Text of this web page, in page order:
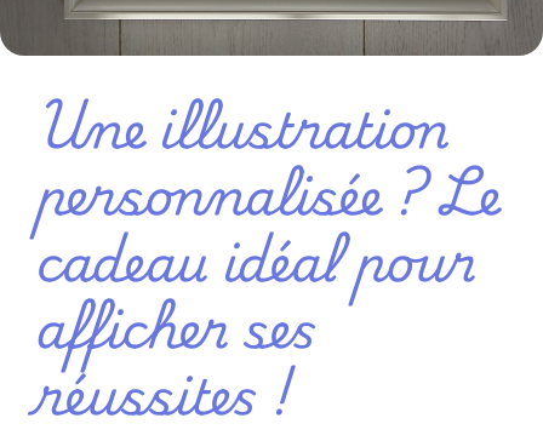
Une illustration
personnalisée ? Le
cadeau idéal pour
afficher ses
réussites !